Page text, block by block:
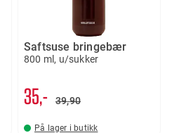
Saftsuse bringebær
800 ml, u/sukker
35,- 39 90
På lager i butikk